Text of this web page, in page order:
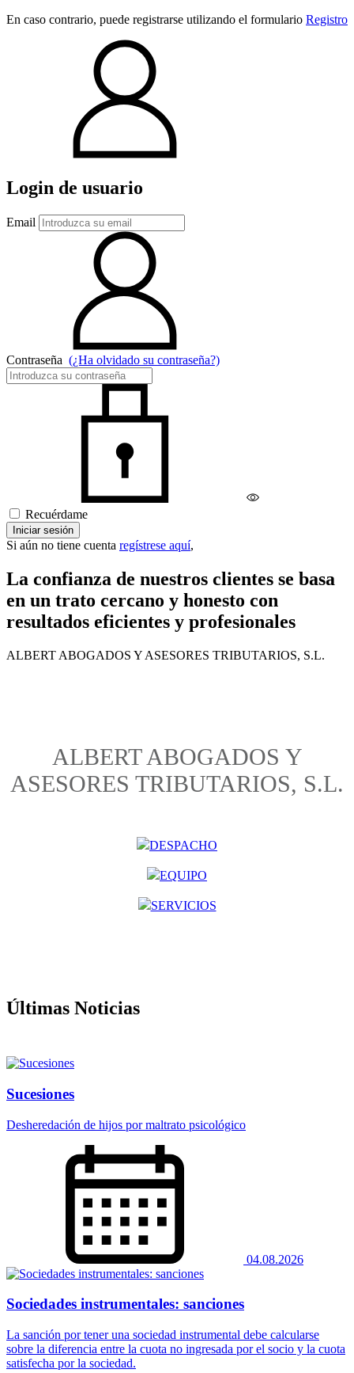
En caso contrario, puede registrarse utilizando el formulario Registro
Login de usuario
Email
Contraseña (¿Ha olvidado su contraseña?)
Recuérdame
Iniciar sesión
Si aún no tiene cuenta regístrese aquí,
La confianza de nuestros clientes se basa
en un trato cercano y honesto con
resultados eficientes y profesionales
ALBERT ABOGADOS Y ASESORES TRIBUTARIOS, S.L.
ALBERT ABOGADOS Y
ASESORES TRIBUTARIOS, S.L.
DESPACHO
EQUIPO
SERVICIOS
Últimas Noticias
Sucesiones
Desheredación de hijos por maltrato psicológico
04.08.2026
Sociedades instrumentales: sanciones
La sanción por tener una sociedad instrumental debe calcularse
sobre la diferencia entre la cuota no ingresada por el socio y la cuota
satisfecha por la sociedad.